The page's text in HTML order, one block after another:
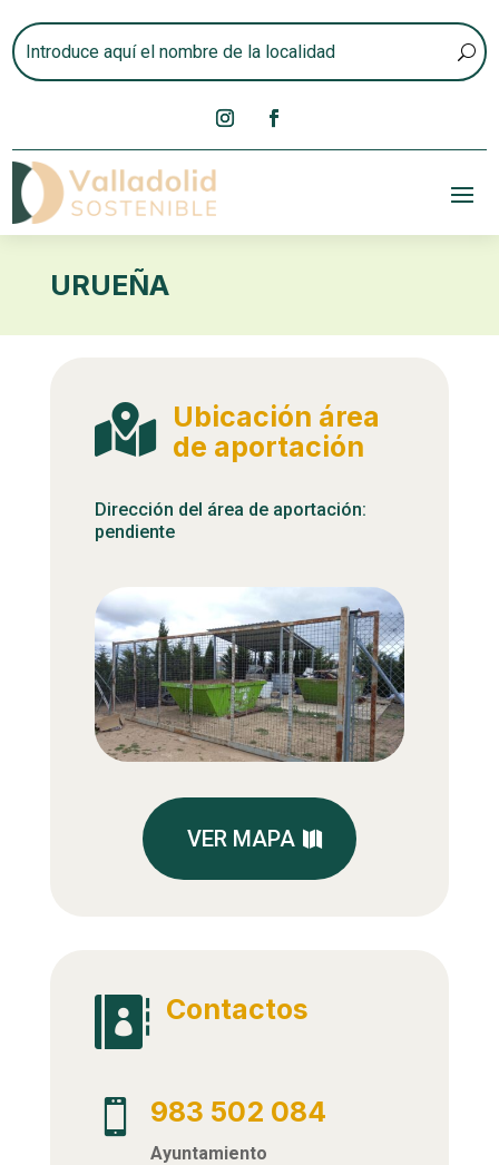
URUEÑA
 Ubicación área
de aportación
Dirección del área de aportación:
pendiente
VER MAPA
 Contactos
 983 502 084
Ayuntamiento